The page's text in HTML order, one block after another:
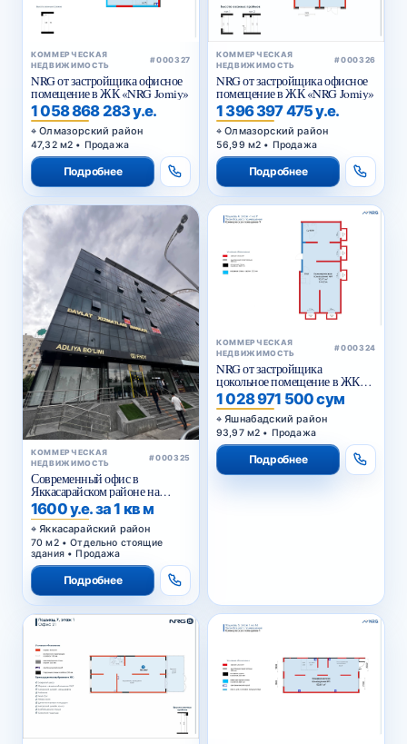
КОММЕРЧЕСКАЯ
НЕДВИЖИМОСТЬ
#000327
NRG от застройщика офисное
помещение в ЖК «NRG Jomiy»
1 058 868 283 у.е.
Олмазорский район
47,32 м2 • Продажа
Подробнее
КОММЕРЧЕСКАЯ
НЕДВИЖИМОСТЬ
#000326
NRG от застройщика офисное
помещение в ЖК «NRG Jomiy»
1 396 397 475 у.е.
Олмазорский район
56,99 м2 • Продажа
Подробнее
КОММЕРЧЕСКАЯ
НЕДВИЖИМОСТЬ
#000325
Современный офис в
Яккасарайском районе на
первой линии
1600 у.е. за 1 кв м
Яккасарайский район
70 м2 • Отдельно стоящие
здания • Продажа
Подробнее
КОММЕРЧЕСКАЯ
НЕДВИЖИМОСТЬ
#000324
NRG от застройщика
цокольное помещение в ЖК
«NRG Yangi Baxt »
1 028 971 500 сум
Яшнабадский район
93,97 м2 • Продажа
Подробнее